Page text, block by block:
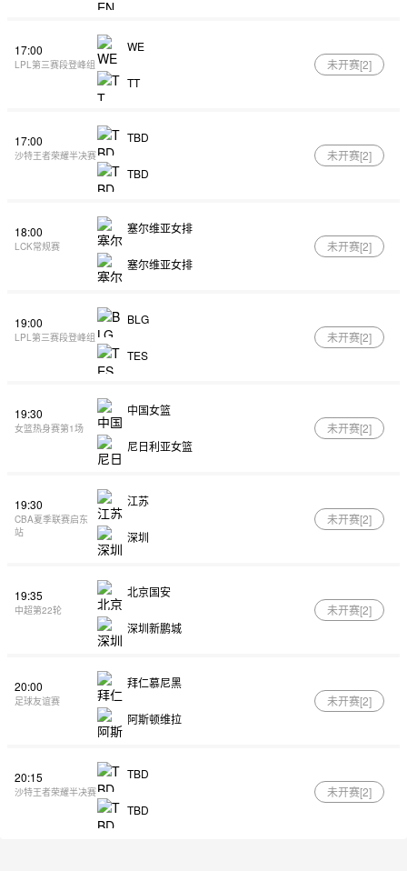
17:00
LPL第三赛段登峰组
WE
TT
未开赛[2]
17:00
沙特王者荣耀半决赛
TBD
TBD
未开赛[2]
18:00
LCK常规赛
塞尔维亚女排
塞尔维亚女排
未开赛[2]
19:00
LPL第三赛段登峰组
BLG
TES
未开赛[2]
19:30
女篮热身赛第1场
中国女篮
尼日利亚女篮
未开赛[2]
19:30
CBA夏季联赛启东
站
江苏
深圳
未开赛[2]
19:35
中超第22轮
北京国安
深圳新鹏城
未开赛[2]
20:00
足球友谊赛
拜仁慕尼黑
阿斯顿维拉
未开赛[2]
20:15
沙特王者荣耀半决赛
TBD
TBD
未开赛[2]